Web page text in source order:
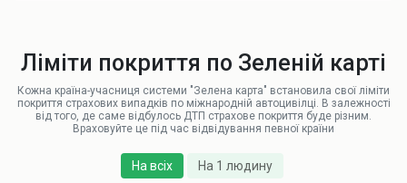
Ліміти покриття по Зеленій карті
Кожна країна-учасниця системи "Зелена карта" встановила свої ліміти
покриття страхових випадків по міжнародній автоцивілці. В залежності
від того, де саме відбулось ДТП страхове покриття буде різним.
Враховуйте це під час відвідування певної країни
На всіх На 1 людину